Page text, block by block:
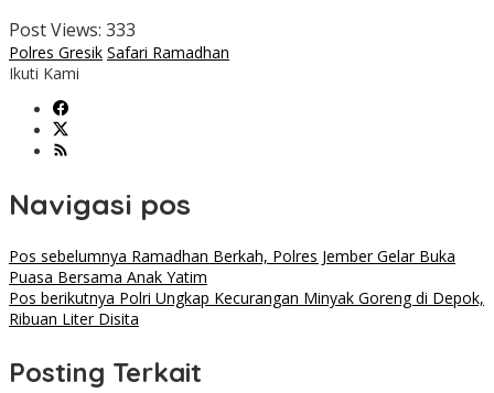
Post Views: 333
Polres Gresik Safari Ramadhan
Ikuti Kami
Navigasi pos
Pos sebelumnya Ramadhan Berkah, Polres Jember Gelar Buka
Puasa Bersama Anak Yatim
Pos berikutnya Polri Ungkap Kecurangan Minyak Goreng di Depok,
Ribuan Liter Disita
Posting Terkait